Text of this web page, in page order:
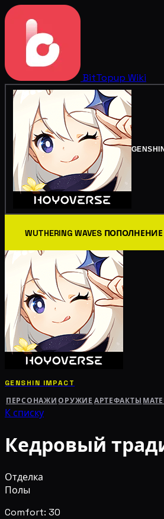
BitTopup Wiki
WUTHERING WAVES ПОПОЛНЕНИЕ
GENSHIN IMPACT
ПЕРСОНАЖИ ОРУЖИЕ АРТЕФАКТЫ
К списку
Кедровый
Отделка
Полы
Comfort: 30